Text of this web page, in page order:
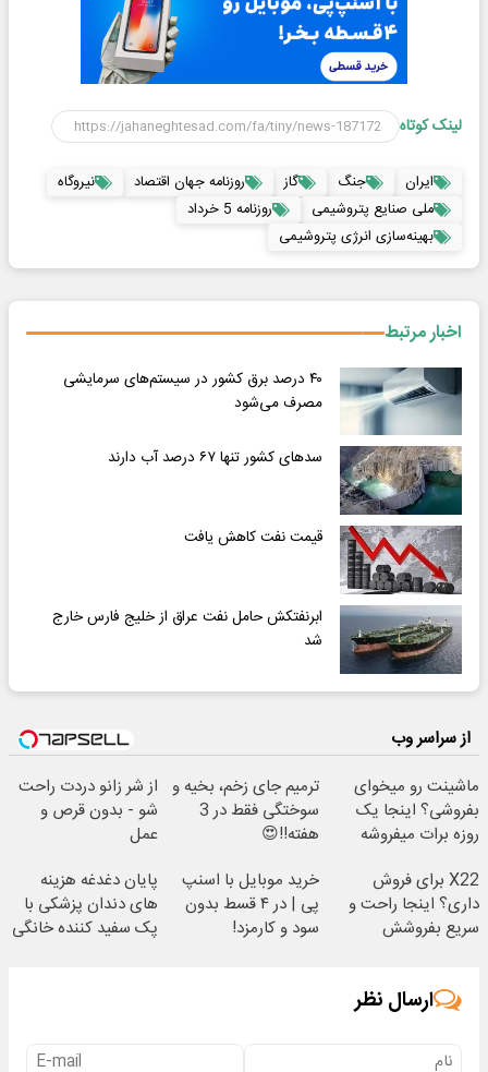
لینک کوتاه
ایران جنگ گاز روزنامه جهان اقتصاد
نیروگاه
ملی صنایع پتروشیمی
روزنامه 5 خرداد
بهینه‌سازی انرژی پتروشیمی
اخبار مرتبط
۴۰ درصد برق کشور در سیستم‌های سرمایشی
مصرف می‌شود
سدهای کشور تنها ۶۷ درصد آب دارند
قیمت نفت کاهش یافت
ابرنفتکش حامل نفت عراق از خلیج فارس خارج
شد
از سراسر وب
ماشینت رو میخوای
بفروشی؟ اینجا یک
روزه برات میفروشه
ترمیم جای زخم، بخیه و
سوختگی فقط در 3
هفته!!😍
از شر زانو دردت راحت
شو - بدون قرص و
عمل
X22 برای فروش
داری؟ اینجا راحت و
سریع بفروشش
خرید موبایل با اسنپ
پی | در ۴ قسط بدون
سود و کارمزد!
پایان دغدغه هزینه
های دندان پزشکی با
پک سفید کننده خانگی
ارسال نظر